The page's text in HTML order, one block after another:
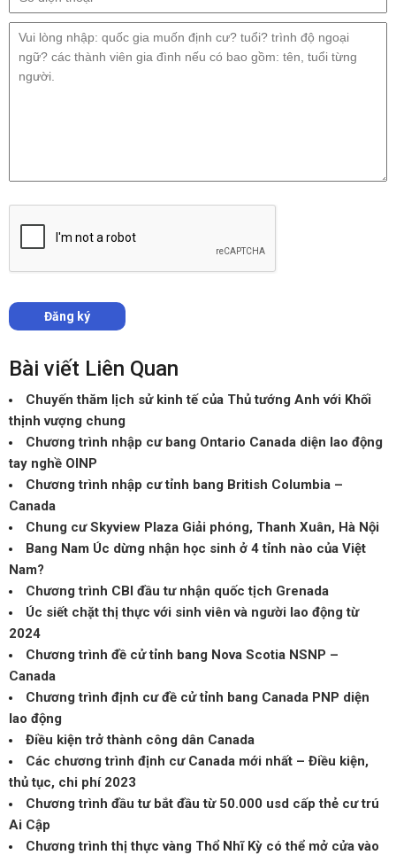
Bài viết Liên Quan
Chuyến thăm lịch sử kinh tế của Thủ tướng Anh với Khối
thịnh vượng chung
Chương trình nhập cư bang Ontario Canada diện lao động
tay nghề OINP
Chương trình nhập cư tỉnh bang British Columbia –
Canada
Chung cư Skyview Plaza Giải phóng, Thanh Xuân, Hà Nội
Bang Nam Úc dừng nhận học sinh ở 4 tỉnh nào của Việt
Nam?
Chương trình CBI đầu tư nhận quốc tịch Grenada
Úc siết chặt thị thực với sinh viên và người lao động từ
2024
Chương trình đề cử tỉnh bang Nova Scotia NSNP –
Canada
Chương trình định cư đề cử tỉnh bang Canada PNP diện
lao động
Điều kiện trở thành công dân Canada
Các chương trình định cư Canada mới nhất – Điều kiện,
thủ tục, chi phí 2023
Chương trình đầu tư bắt đầu từ 50.000 usd cấp thẻ cư trú
Ai Cập
Chương trình thị thực vàng Thổ Nhĩ Kỳ có thể mở cửa vào